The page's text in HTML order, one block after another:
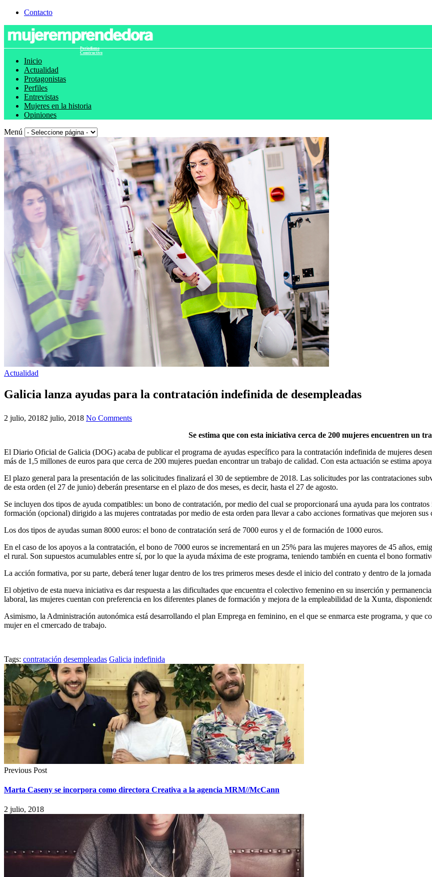
Contacto
Inicio
Actualidad
Protagonistas
Perfiles
Entrevistas
Mujeres en la historia
Opiniones
Menú
Actualidad
Galicia lanza ayudas para la contratación indefinida de desempleadas
2 julio, 20182 julio, 2018 No Comments
Se estima que con esta iniciativa cerca de 200 mujeres encuentren un
El Diario Oficial de Galicia (DOG) acaba de publicar el programa de ayudas específico para la contratación indefinida de mujeres
más de 1,5 millones de euros para que cerca de 200 mujeres puedan encontrar un trabajo de calidad. Con esta actuación se estima
El plazo general para la presentación de las solicitudes finalizará el 30 de septiembre de 2018. Las solicitudes por las contrataciones
de esta orden (el 27 de junio) deberán presentarse en el plazo de dos meses, es decir, hasta el 27 de agosto.
Se incluyen dos tipos de ayuda compatibles: un bono de contratación, por medio del cual se proporcionará una ayuda para los
formación (opcional) dirigido a las mujeres contratadas por medio de esta orden para llevar a cabo acciones formativas que mejoren
Los dos tipos de ayudas suman 8000 euros: el bono de contratación será de 7000 euros y el de formación de 1000 euros.
En el caso de los apoyos a la contratación, el bono de 7000 euros se incrementará en un 25% para las mujeres mayores de 45 años,
el rural. Son supuestos acumulables entre sí, por lo que la ayuda máxima de este programa, teniendo también en cuenta el bono
La acción formativa, por su parte, deberá tener lugar dentro de los tres primeros meses desde el inicio del contrato y dentro de la
El objetivo de esta nueva iniciativa es dar respuesta a las dificultades que encuentra el colectivo femenino en su inserción y
laboral, las mujeres cuentan con preferencia en los diferentes planes de formación y mejora de la empleabilidad de la Xunta,
Asimismo, la Administración autonómica está desarrollando el plan Emprega en feminino, en el que se enmarca este programa, y que
mujer en el cmercado de trabajo.
Tags: contratación desempleadas Galicia indefinida
Previous Post
Marta Caseny se incorpora como directora Creativa a la agencia MRM//McCann
2 julio, 2018
Periodismo
Constructivo